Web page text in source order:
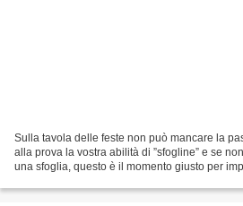
Sulla tavola delle feste non può mancare la
alla prova la vostra abilità di ”sfogline” e se
una sfoglia, questo è il momento giusto per